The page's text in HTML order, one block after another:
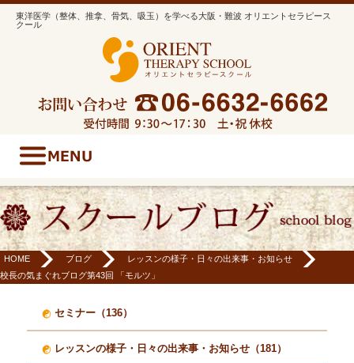
東洋医学（整体、推拿、骨気、吸玉）を学べる大阪・難波 オリエントセラピース
クール
HOME ブログ
レッスンの様子・日々の出来事・お知らせ
校長の気まぐれブログ第43回 「モルツ」
セミナー（136）
レッスンの様子・日々の出来事・お知らせ（181）